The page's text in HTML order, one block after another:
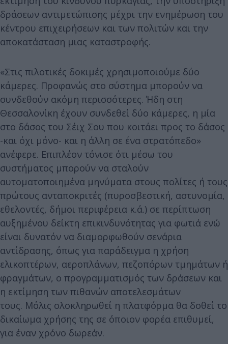
δράσεων αντιμετώπισης μέχρι την ενημέρωση του
κέντρου επιχειρήσεων και των πολιτών και την
αποκατάσταση μιας καταστροφής.
«Στις πιλοτικές δοκιμές χρησιμοποιούμε δύο
κάμερες. Προφανώς στο σύστημα μπορούν να
συνδεθούν ακόμη περισσότερες. Ήδη στη
Θεσσαλονίκη έχουν συνδεθεί δύο κάμερες, η μία
στο δάσος του Σέιχ Σου που κοιτάει προς το δάσος
-και όχι μόνο- και η άλλη σε ένα στρατόπεδο»
ανέφερε. Επιπλέον τόνισε ότι μέσω του
συστήματος μπορούν να σταλούν
αυτοματοποιημένα μηνύματα στους πολίτες ή τους
πρώτους ανταποκριτές (πυροσβεστική, αστυνομία,
εθελοντές, δήμοι περιφέρεια κ.ά.) σε περίπτωση
αυξημένου δείκτη επικινδυνότητας για φωτιά ενώ
είναι δυνατόν να διαμορφωθούν σενάρια
αντίδρασης, όπως για παράδειγμα η χρήση
ελικοπτέρων, αεροπλάνων, πεζοπόρων τμημάτων ή
φραγμάτων, ο προγραμματισμός των δράσεων και
η εκτίμηση των πιθανών αποτελεσμάτων
τους. Μόλις ολοκληρωθεί η πλατφόρμα θα δοθεί το
δικαίωμα χρήσης της σε όποιον φορέα επιθυμεί,
για έναν χρόνο δωρεάν.